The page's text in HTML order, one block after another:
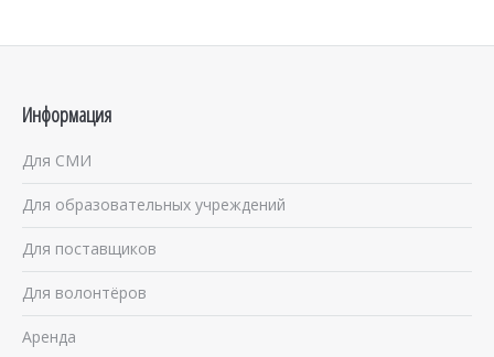
Информация
Для СМИ
Для образовательных учреждений
Для поставщиков
Для волонтёров
Аренда